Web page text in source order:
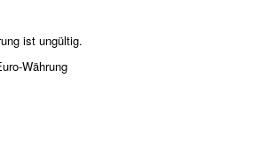
ist ungültig.
Währung